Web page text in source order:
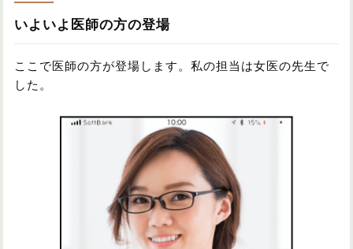
いよいよ医師の方の登場
ここで医師の方が登場します。私の担当は女医の先生で
した。